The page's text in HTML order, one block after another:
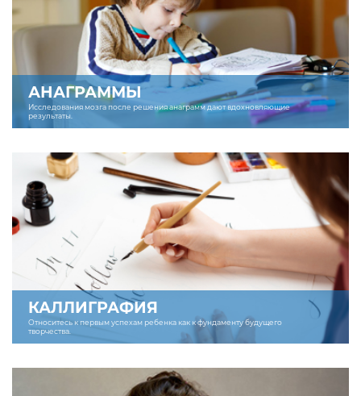
АНАГРАММЫ
Исследования мозга после решения анаграмм дают вдохновляющие
результаты.
КАЛЛИГРАФИЯ
Относитесь к первым успехам ребенка как к фундаменту будущего
творчества.